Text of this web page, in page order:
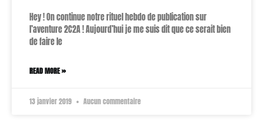
Hey ! On continue notre rituel hebdo de publication sur
l’aventure 2C2A ! Aujourd’hui je me suis dit que ce serait bien
de faire le
READ MORE »
13 janvier 2019 Aucun commentaire